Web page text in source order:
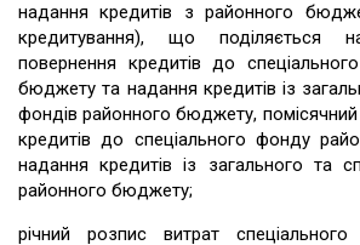
надання кредитів з районного
кредитування), що поділяється
повернення кредитів до
бюджету та надання кредитів із
фондів районного бюджету,
кредитів до спеціального фонду
надання кредитів із загального та
районного бюджету;
річний розпис витрат